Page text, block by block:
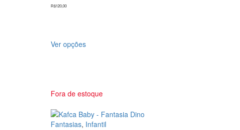
R$120,00
Ver opções
Fora de estoque
Fantasias, Infantil